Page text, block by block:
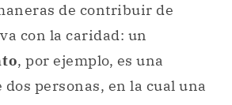
de contribuir de
con la caridad: un
, por ejemplo, es una
personas, en la cual una